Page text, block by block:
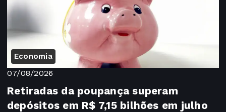
Economia
07/08/2026
Retiradas da poupança superam
depósitos em R$ 7,15 bilhões em julho